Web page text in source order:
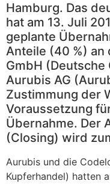
Hamburg. Das
hat am 13. Juli
geplante
Anteile (40 %) an
GmbH
Aurubis AG
Zustimmung der
Voraussetzung
Übernahme. Der
(Closing) wird
Aurubis und die
Kupferhandel) hatten